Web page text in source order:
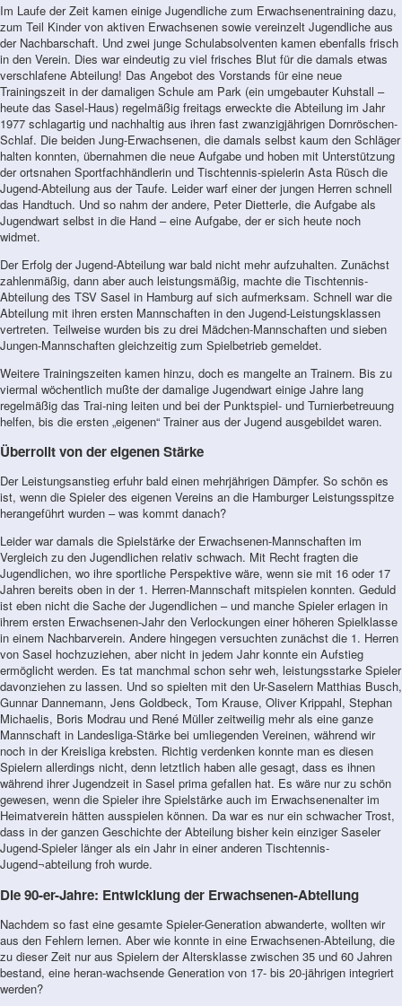
Im Laufe der Zeit kamen einige Jugendliche zum Erwachsenentraining dazu,
zum Teil Kinder von aktiven Erwachsenen sowie vereinzelt Jugendliche aus
der Nachbarschaft. Und zwei junge Schulabsolventen kamen ebenfalls frisch
in den Verein. Dies war eindeutig zu viel frisches Blut für die damals etwas
verschlafene Abteilung! Das Angebot des Vorstands für eine neue
Trainingszeit in der damaligen Schule am Park (ein umgebauter Kuhstall –
heute das Sasel-Haus) regelmäßig freitags erweckte die Abteilung im Jahr
1977 schlagartig und nachhaltig aus ihren fast zwanzigjährigen Dornröschen-
Schlaf. Die beiden Jung-Erwachsenen, die damals selbst kaum den Schläger
halten konnten, übernahmen die neue Aufgabe und hoben mit Unterstützung
der ortsnahen Sportfachhändlerin und Tischtennis-spielerin Asta Rüsch die
Jugend-Abteilung aus der Taufe. Leider warf einer der jungen Herren schnell
das Handtuch. Und so nahm der andere, Peter Dietterle, die Aufgabe als
Jugendwart selbst in die Hand – eine Aufgabe, der er sich heute noch
widmet.
Der Erfolg der Jugend-Abteilung war bald nicht mehr aufzuhalten. Zunächst
zahlenmäßig, dann aber auch leistungsmäßig, machte die Tischtennis-
Abteilung des TSV Sasel in Hamburg auf sich aufmerksam. Schnell war die
Abteilung mit ihren ersten Mannschaften in den Jugend-Leistungsklassen
vertreten. Teilweise wurden bis zu drei Mädchen-Mannschaften und sieben
Jungen-Mannschaften gleichzeitig zum Spielbetrieb gemeldet.
Weitere Trainingszeiten kamen hinzu, doch es mangelte an Trainern. Bis zu
viermal wöchentlich mußte der damalige Jugendwart einige Jahre lang
regelmäßig das Trai-ning leiten und bei der Punktspiel- und Turnierbetreuung
helfen, bis die ersten „eigenen“ Trainer aus der Jugend ausgebildet waren.
Überrollt von der eigenen Stärke
Der Leistungsanstieg erfuhr bald einen mehrjährigen Dämpfer. So schön es
ist, wenn die Spieler des eigenen Vereins an die Hamburger Leistungsspitze
herangeführt wurden – was kommt danach?
Leider war damals die Spielstärke der Erwachsenen-Mannschaften im
Vergleich zu den Jugendlichen relativ schwach. Mit Recht fragten die
Jugendlichen, wo ihre sportliche Perspektive wäre, wenn sie mit 16 oder 17
Jahren bereits oben in der 1. Herren-Mannschaft mitspielen konnten. Geduld
ist eben nicht die Sache der Jugendlichen – und manche Spieler erlagen in
ihrem ersten Erwachsenen-Jahr den Verlockungen einer höheren Spielklasse
in einem Nachbarverein. Andere hingegen versuchten zunächst die 1. Herren
von Sasel hochzuziehen, aber nicht in jedem Jahr konnte ein Aufstieg
ermöglicht werden. Es tat manchmal schon sehr weh, leistungsstarke Spieler
davonziehen zu lassen. Und so spielten mit den Ur-Saselern Matthias Busch,
Gunnar Dannemann, Jens Goldbeck, Tom Krause, Oliver Krippahl, Stephan
Michaelis, Boris Modrau und René Müller zeitweilig mehr als eine ganze
Mannschaft in Landesliga-Stärke bei umliegenden Vereinen, während wir
noch in der Kreisliga krebsten. Richtig verdenken konnte man es diesen
Spielern allerdings nicht, denn letztlich haben alle gesagt, dass es ihnen
während ihrer Jugendzeit in Sasel prima gefallen hat. Es wäre nur zu schön
gewesen, wenn die Spieler ihre Spielstärke auch im Erwachsenenalter im
Heimatverein hätten ausspielen können. Da war es nur ein schwacher Trost,
dass in der ganzen Geschichte der Abteilung bisher kein einziger Saseler
Jugend-Spieler länger als ein Jahr in einer anderen Tischtennis-
Jugend¬abteilung froh wurde.
Die 90-er-Jahre: Entwicklung der Erwachsenen-Abteilung
Nachdem so fast eine gesamte Spieler-Generation abwanderte, wollten wir
aus den Fehlern lernen. Aber wie konnte in eine Erwachsenen-Abteilung, die
zu dieser Zeit nur aus Spielern der Altersklasse zwischen 35 und 60 Jahren
bestand, eine heran-wachsende Generation von 17- bis 20-jährigen integriert
werden?